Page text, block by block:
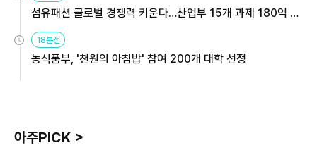
섬유패션 글로벌 경쟁력 키운다…산업부 15개 과제 180억 지
18분전
농식품부, '천원의 아침밥' 참여 200개 대학 선정
아주PICK >